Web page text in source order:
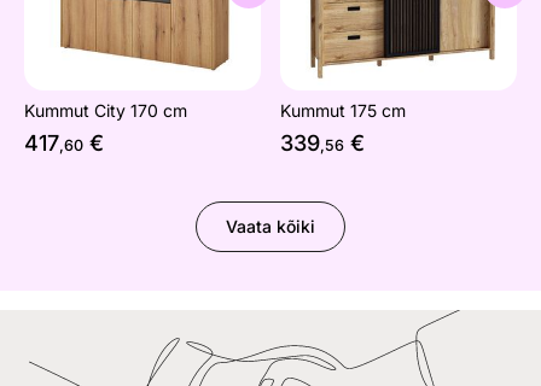
Kummut City 170 cm
417,60 €
Kummut 175 cm
339,56 €
Vaata kõiki